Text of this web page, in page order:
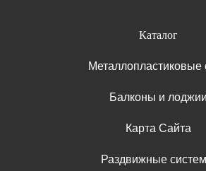
Каталог
Металлопластиковые
Балконы и лоджии
Карта Сайта
Раздвижные